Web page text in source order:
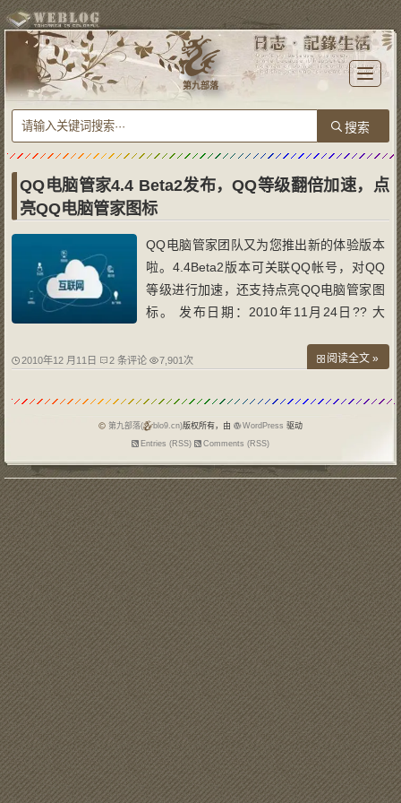
T
o
l
e
n
a
t
n
第九部落
QQ电脑管家4.4 Beta2发布，QQ等级翻倍加速，点
亮QQ电脑管家图标
QQ电脑管家团队又为您推出新的体验版本
啦。4.4Beta2版本可关联QQ帐号，对QQ
等级进行加速，还支持点亮QQ电脑管家图
标。 发布日期：2010年11月24日?? 大
m/invc/qqpcmgr/setup/QQPCMgr_Setup_
升QQ等级； 2.支持点亮QQ图标，共同传
递安全理念。 1
2010年12 月11日 2 条评论 7,901次 阅读全文 »
第九部落( blo9.cn)版权所有，由 WordPress 驱动
Entries (RSS)
Comments (RSS)